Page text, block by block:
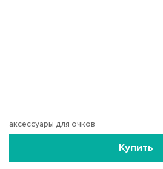
аксессуары для очков
Купить